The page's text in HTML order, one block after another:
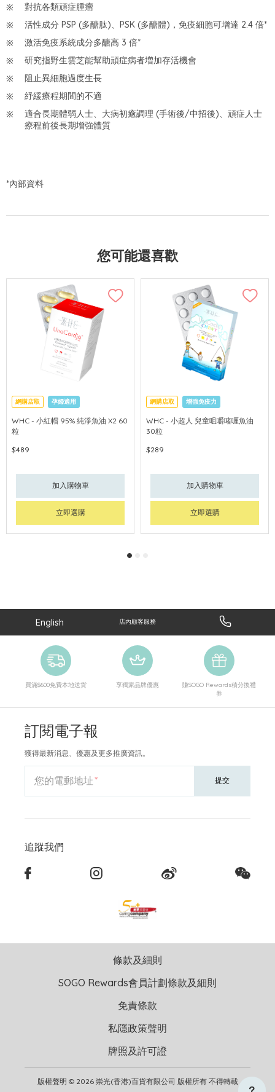
對抗各類頑症腫瘤
活性成分 PSP (多醣肽)、PSK (多醣體)，免疫細胞可增達 2.4 倍*
激活免疫系統成分多醣高 3 倍*
研究指野生雲芝能幫助頑症病者増加存活機會
阻止異細胞過度生長
紓緩療程期間的不適
適合長期體弱人士、大病初癒調理 (手術後/中招後)、頑症人士
療程前後長期增強體質
*內部資料
您可能還喜歡
網購店取 孕婦適用
WHC - 小紅帽 95% 純淨魚油 X2 60
粒
$489
加入購物車
立即選購
網購店取 增強免疫力
促進眼腦發育
WHC - 小超人 兒童咀嚼啫喱魚油
30粒
$289
加入購物車
立即選購
English 店內顧客服務
買滿$600免費本地送貨 享獨家品牌優惠
賺SOGO Rewards積分換禮
券
訂閱電子報
獲得最新消息、優惠及更多推廣資訊。
您的電郵地址 提交
追蹤我們
版權聲明 © 2026 崇光(香港)百貨有限公司 版權所有 不得轉載
條款及細則
SOGO Rewards會員計劃條款及細則
免責條款
私隱政策聲明
牌照及許可證